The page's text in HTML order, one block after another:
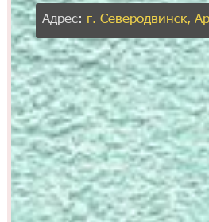
Адрес: г. Северодвинск,